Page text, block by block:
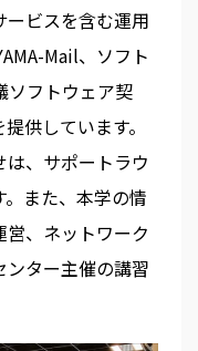
ビスを含む運用
Mail、ソフト
ソフトウェア契
供しています。
、サポートラウ
また、本学の情
、ネットワーク
ター主催の講習